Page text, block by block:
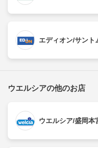
エディオン/サント
ウエルシアの他のお店
ウエルシア/盛岡本